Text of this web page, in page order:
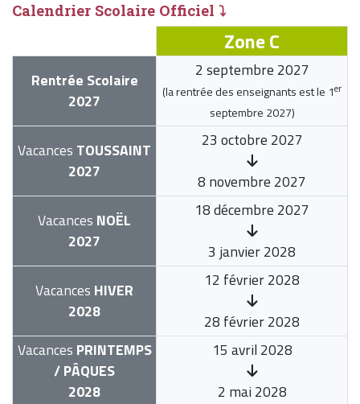
Calendrier Scolaire Officiel ⤵
Zone C
Rentrée Scolaire
2027
2 septembre 2027
(la rentrée des enseignants est le 1er
septembre 2027)
Vacances TOUSSAINT
2027
23 octobre 2027
8 novembre 2027
Vacances NOËL
2027
18 décembre 2027
3 janvier 2028
Vacances HIVER
2028
12 février 2028
28 février 2028
Vacances PRINTEMPS
/ PÂQUES
2028
15 avril 2028
2 mai 2028